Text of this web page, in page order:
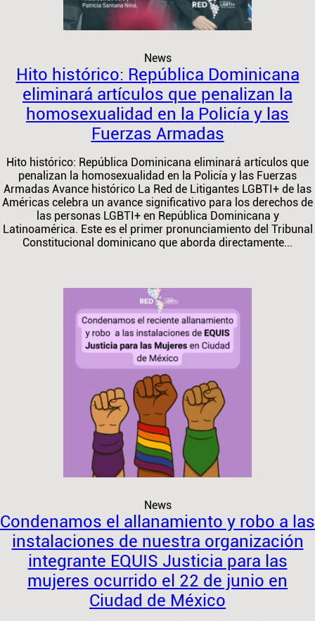
News
Hito histórico: República Dominicana
eliminará artículos que penalizan la
homosexualidad en la Policía y las
Fuerzas Armadas
Hito histórico: República Dominicana eliminará artículos que
penalizan la homosexualidad en la Policía y las Fuerzas
Armadas Avance histórico La Red de Litigantes LGBTI+ de las
Américas celebra un avance significativo para los derechos de
las personas LGBTI+ en República Dominicana y
Latinoamérica. Este es el primer pronunciamiento del Tribunal
Constitucional dominicano que aborda directamente...
News
Condenamos el allanamiento y robo a las
instalaciones de nuestra organización
integrante EQUIS Justicia para las
mujeres ocurrido el 22 de junio en
Ciudad de México